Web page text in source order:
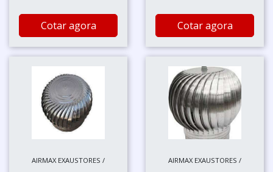
Cotar agora Cotar agora
AIRMAX EXAUSTORES /
AIRMAX EXAUSTORES /